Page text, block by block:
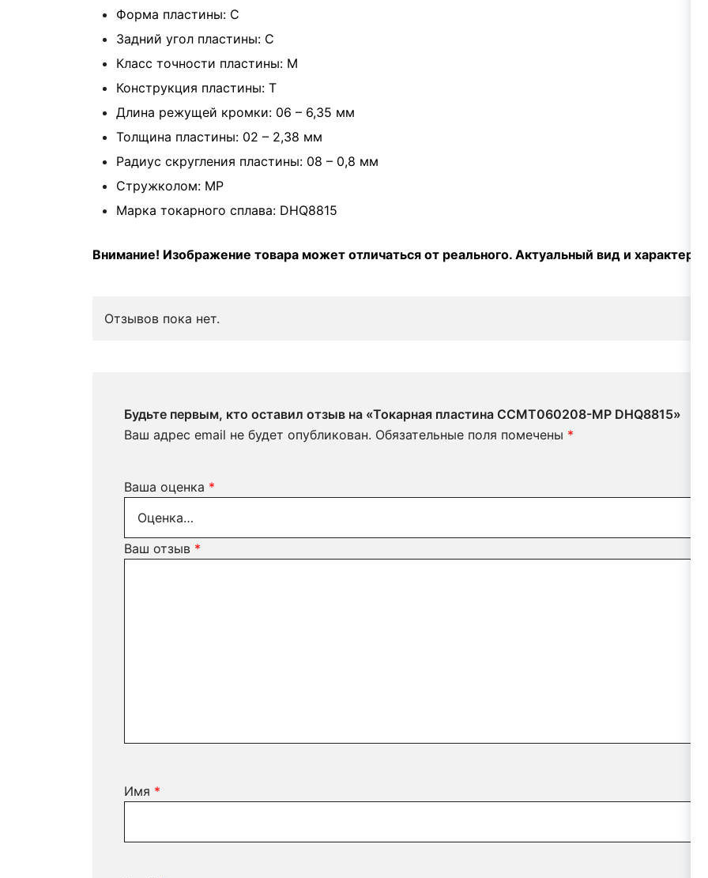
Форма пластины: C
Задний угол пластины: C
Класс точности пластины: M
Конструкция пластины: T
Длина режущей кромки: 06 – 6,35 мм
Толщина пластины: 02 – 2,38 мм
Радиус скругления пластины: 08 – 0,8 мм
Стружколом: MP
Марка токарного сплава: DHQ8815
Внимание! Изображение товара может отличаться от реального. Актуальный вид и
Отзывов пока нет.
Будьте первым, кто оставил отзыв на «Токарная пластина CCMT060208-MP DHQ8815»
Ваш адрес email не будет опубликован. Обязательные поля помечены *
Ваша оценка *
Ваш отзыв *
Имя *